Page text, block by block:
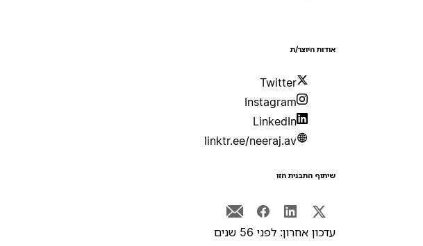
אודות היוצר/ת
Twitter
Instagram
LinkedIn
linktr.ee/neeraj.av
שיתוף התבנית הזו
עדכון אחרון: לפני 56 שנים